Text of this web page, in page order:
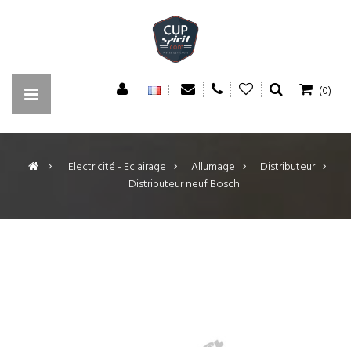
(0)
> Electricité - Eclairage > Allumage >
Distributeur
Distributeur neuf Bosch